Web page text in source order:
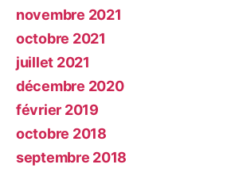
novembre 2021
octobre 2021
juillet 2021
décembre 2020
février 2019
octobre 2018
septembre 2018